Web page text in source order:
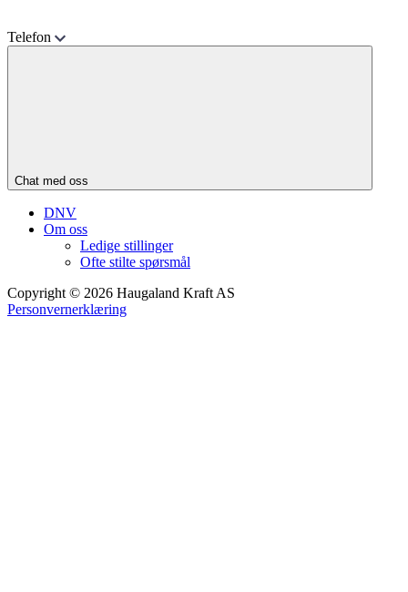
Telefon
Chat med oss
DNV
Om oss
Ledige stillinger
Ofte stilte spørsmål
Copyright © 2026 Haugaland Kraft AS
Personvernerklæring